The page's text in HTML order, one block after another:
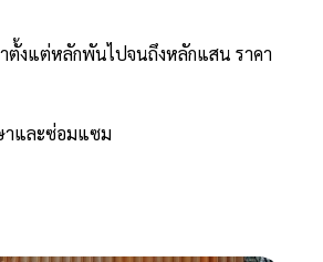
ตั้งแต่หลักพันไปจนถึงหลักแสน ราคา
าและซ่อมแซม